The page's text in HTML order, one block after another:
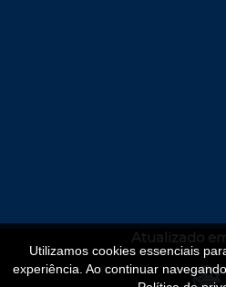
Utilizamos cookies essenciais
experiência. Ao continuar
Atualizado